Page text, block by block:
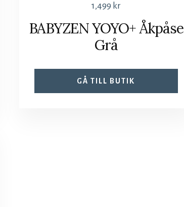
1,499 kr
BABYZEN YOYO+ Åkpåse
Grå
GÅ TILL BUTIK